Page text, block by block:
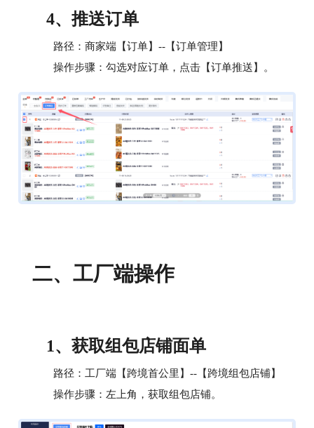
4、 推送订单
路径：商家端【订单】--【订单管理】
操作步骤：勾选对应订单，点击【订单推送】。
二、 工厂端操作
1、 获取组包店铺面单
路径：工厂端【跨境首公里】--【跨境组包店铺】
操作步骤：左上角，获取组包店铺。